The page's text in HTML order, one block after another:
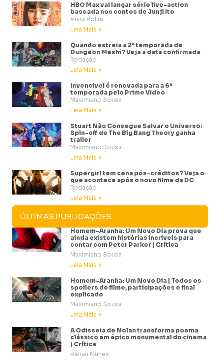
HBO Max vai lançar série live-action
baseada nos contos de Junji Ito
Anna Rolim
Leia Mais »
Quando estreia a 2ª temporada de
Dungeon Meshi? Veja a data confirmada
Redação
Leia Mais »
Invencível é renovada para a 6ª
temporada pelo Prime Video
Maximiano Sousa
Leia Mais »
Stuart Não Consegue Salvar o Universo:
Spin-off de The Big Bang Theory ganha
trailer
Maximiano Sousa
Leia Mais »
Supergirl tem cena pós-créditos? Veja o
que acontece após o novo filme da DC
Redação
Leia Mais »
ÚLTIMAS PUBLICAÇÕES
Homem-Aranha: Um Novo Dia prova que
ainda existem histórias incríveis para
contar com Peter Parker | Crítica
Maximiano Sousa
Leia Mais »
Homem-Aranha: Um Novo Dia | Todos os
spoilers do filme, participações e final
explicado
Maximiano Sousa
Leia Mais »
A Odisseia de Nolan transforma poema
clássico em épico monumental do cinema
| Crítica
Renan Nunes